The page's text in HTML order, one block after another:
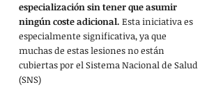
especialización sin tener que asumir
ningún coste adicional. Esta iniciativa es
especialmente significativa, ya que
muchas de estas lesiones no están
cubiertas por el Sistema Nacional de Salud
(SNS)